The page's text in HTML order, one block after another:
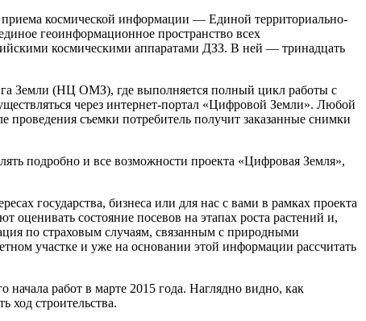
приема космической информации — Единой территориально-
геоинформационное пространство всех
космическими аппаратами ДЗЗ. В ней — тринадцать
Земли (НЦ ОМЗ), где выполняется полный цикл работы с
через интернет-портал «Цифровой Земли». Любой
съемки потребитель получит заказанные снимки
подробно и все возможности проекта «Цифровая Земля»,
государства, бизнеса или для нас с вами в рамках проекта
состояние посевов на этапах роста растений и,
по страховым случаям, связанным с природными
участке и уже на основании этой информации рассчитать
начала работ в марте 2015 года. Наглядно видно, как
ход строительства.